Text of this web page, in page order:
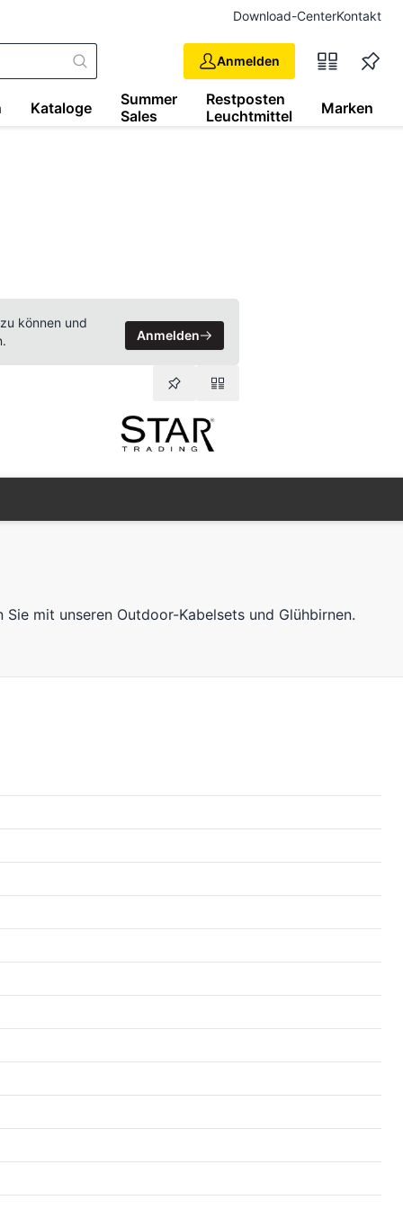
Download-CenterKontakt
Anmelden
Kataloge
Summer
Sales
Restposten
Leuchtmittel
Marken
können und
Anmelden
mit unseren Outdoor-Kabelsets und Glühbirnen.